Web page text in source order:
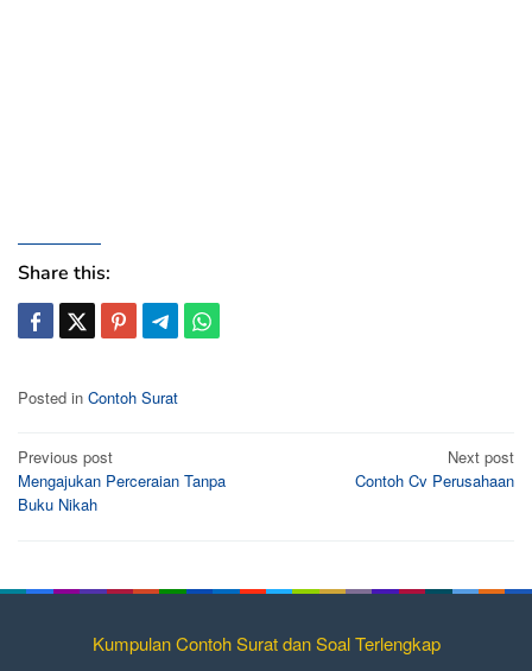
Share this:
Posted in Contoh Surat
Post
navigation
Previous post
Mengajukan Perceraian Tanpa
Buku Nikah
Next post
Contoh Cv Perusahaan
Kumpulan Contoh Surat dan Soal Terlengkap